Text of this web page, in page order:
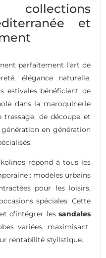
et
parfaitement l’art de
élégance naturelle,
estivales bénéficient de
dans la maroquinerie
tressage, de découpe et
génération en génération
répond à tous les
: modèles urbains
pour les loisirs,
spéciales. Cette
d’intégrer les sandales
variées, maximisant
rentabilité stylistique.